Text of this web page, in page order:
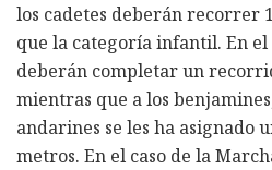
los cadetes deberán recorrer
que la categoría infantil. En el
deberán completar un
mientras que a los
andarines se les ha asignado
metros. En el caso de la